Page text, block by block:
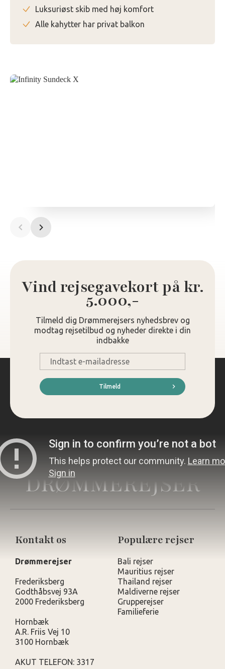
Luksuriøst skib med høj komfort
Alle kahytter har privat balkon
Vind rejsegavekort på kr.
5.000,-
Tilmeld dig Drømmerejsers nyhedsbrev og
modtag rejsetilbud og nyheder direkte i din
indbakke
mail
*
Tilmeld
DRØMMEREJSER
Kontakt os
Drømmerejser
Frederiksberg
Godthåbsvej 93A
2000 Frederiksberg
Hornbæk
A.R. Friis Vej 10
3100 Hornbæk
AKUT TELEFON: 3317
Populære rejser
Bali rejser
Mauritius rejser
Thailand rejser
Maldiverne rejser
Grupperejser
Familieferie